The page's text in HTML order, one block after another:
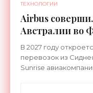
ТЕХНОЛОГИИ
Airbus
Австралии во
«Техника»
В 2027 году
перевозок из
Sunrise